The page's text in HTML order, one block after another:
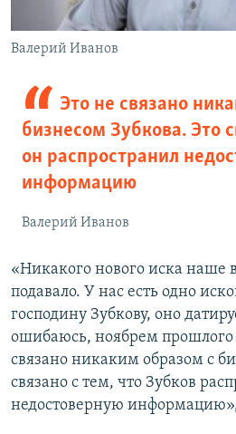
Валерий Иванов
Это не связано
бизнесом Зубкова. Это
он распространил
информацию
Валерий Иванов
«Никакого нового иска наше
подавало. У нас есть одно
господину Зубкову, оно
ошибаюсь, ноябрем прошлого
связано никаким образом с
связано с тем, что Зубков
недостоверную